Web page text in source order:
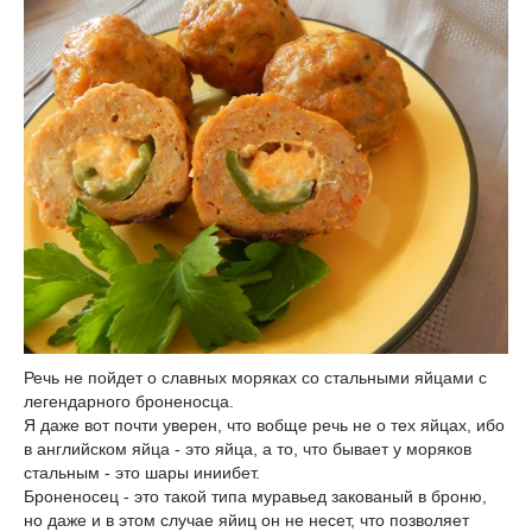
Речь не пойдет о славных моряках со стальными яйцами с
легендарного броненосца.
Я даже вот почти уверен, что вобще речь не о тех яйцах, ибо
в английском яйца - это яйца, а то, что бывает у моряков
стальным - это шары иниибет.
Броненосец - это такой типа муравьед закованый в броню,
но даже и в этом случае яйиц он не несет, что позволяет